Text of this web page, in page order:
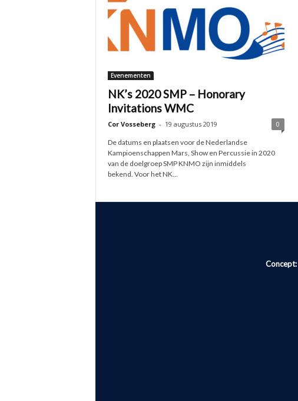
Evenementen
NK’s 2020 SMP – Honorary
Invitations WMC
Cor Vosseberg - 19 augustus 2019 0
De datums en plaatsen voor de Nederlandse
Kampioenschappen Mars, Show en Percussie in 2020
van de doelgroep SMP KNMO zijn inmiddels
bekend. Voor het NK...
Concept: